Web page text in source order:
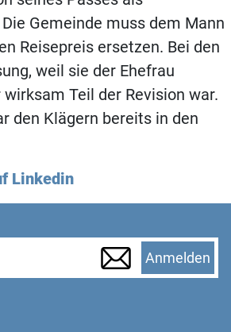
Gemeinde muss dem Mann
Reisepreis ersetzen. Bei den
weil sie der Ehefrau
Teil der Revision war.
den Klägern bereits in den
Linkedin
Anmelden